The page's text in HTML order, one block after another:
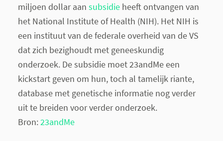
miljoen dollar aan subsidieheeft ontvangen van
het National Institute of Health (NIH). Het NIH is
een instituut van de federale overheid van de VS
dat zich bezighoudt met geneeskundig
onderzoek. De subsidie moet 23andMe een
kickstart geven om hun, toch al tamelijk riante,
database met genetische informatie nog verder
uit te breiden voor verder onderzoek.
Bron:23andMe